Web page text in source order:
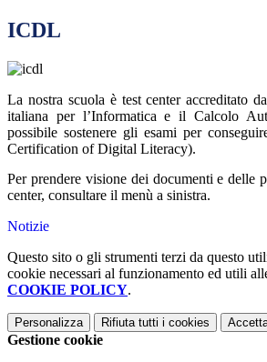
ICDL
La nostra scuola è test center accreditato
italiana per l’Informatica e il Calcolo
possibile sostenere gli esami per
Certification of Digital Literacy).
Per prendere visione dei documenti e delle
center, consultare il menù a sinistra.
Notizie
Questo sito o gli strumenti terzi da questo
cookie necessari al funzionamento ed utili
COOKIE POLICY.
Personalizza Rifiuta tutti i cookies
Gestione cookie